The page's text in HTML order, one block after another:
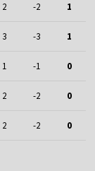
2 -2 1
3 -3 1
1 -1 0
2 -2 0
2 -2 0